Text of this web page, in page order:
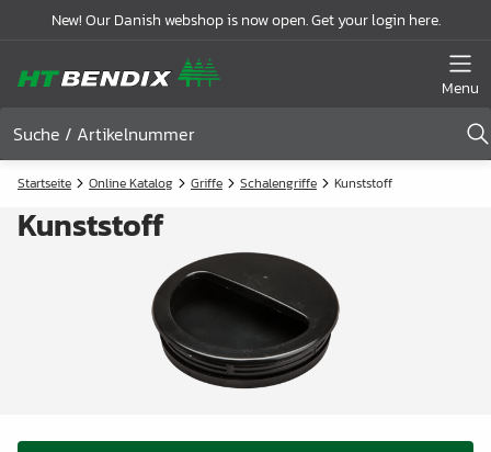
New! Our Danish webshop is now open. Get your login here.
Menu
Startseite Online Katalog Griffe Schalengriffe Kunststoff
Kunststoff